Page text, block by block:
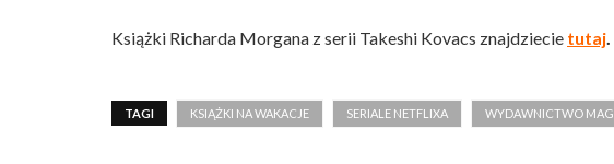
Książki Richarda Morgana z serii Takeshi Kovacs znajdziecie tutaj.
TAGI KSIĄŻKI NA WAKACJE SERIALE NETFLIXA WYDAWNICTWO MAG